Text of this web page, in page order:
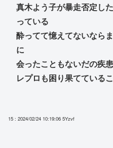
真木よう子が暴走否定し
っている
酔ってて憶えてないなら
に
会ったこともないだの疾
レプロも困り果てている
15 : 2024/02/24 10:19:06 5Yzvf